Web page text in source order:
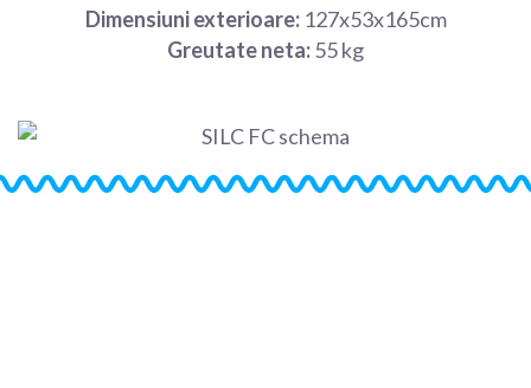
Dimensiuni exterioare: 127x53x165cm
Greutate neta:55 kg